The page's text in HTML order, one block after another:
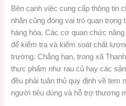
Bên cạnh việc cung cấp thông tin
nhãn cũng đóng vai trò quan trọng
hàng hóa. Các cơ quan chức
để kiểm tra và kiểm soát chất
trường. Chẳng hạn, trong xã
thực phẩm như rau củ hay các
đều phải tuân thủ quy định về tem
người tiêu dùng và hỗ trợ thương